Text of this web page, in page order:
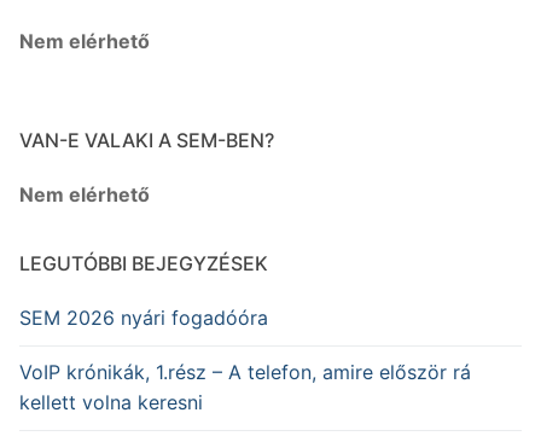
Nem elérhető
VAN-E VALAKI A SEM-BEN?
Nem elérhető
LEGUTÓBBI BEJEGYZÉSEK
SEM 2026 nyári fogadóóra
VoIP krónikák, 1.rész – A telefon, amire először rá
kellett volna keresni